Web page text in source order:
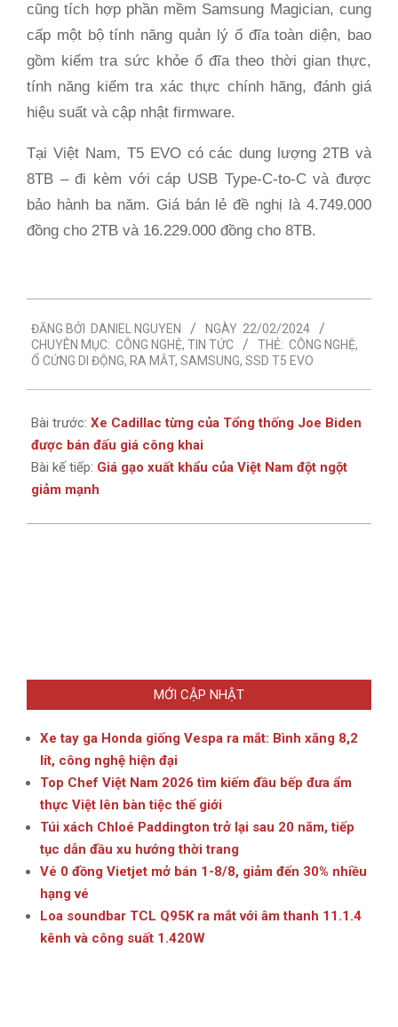
cũng tích hợp phần mềm Samsung Magician, cung
cấp một bộ tính năng quản lý ổ đĩa toàn diện, bao
gồm kiểm tra sức khỏe ổ đĩa theo thời gian thực,
tính năng kiểm tra xác thực chính hãng, đánh giá
hiệu suất và cập nhật firmware.
Tại Việt Nam, T5 EVO có các dung lượng 2TB và
8TB – đi kèm với cáp USB Type-C-to-C và được
bảo hành ba năm. Giá bán lẻ đề nghị là 4.749.000
đồng cho 2TB và 16.229.000 đồng cho 8TB.
02-
22
ĐĂNG BỞI DANIEL NGUYEN NGÀY 22/02/2024
CHUYÊN MỤC: CÔNG NGHỆ, TIN TỨC THẺ: CÔNG NGHỆ,
Ổ CỨNG DI ĐỘNG, RA MẮT, SAMSUNG, SSD T5 EVO
Bài trước: Xe Cadillac từng của Tổng thống Joe Biden
được bán đấu giá công khai
Bài kế tiếp: Giá gạo xuất khẩu của Việt Nam đột ngột
giảm mạnh
MỚI CẬP NHẬT
Xe tay ga Honda giống Vespa ra mắt: Bình xăng 8,2
lít, công nghệ hiện đại
Top Chef Việt Nam 2026 tìm kiếm đầu bếp đưa ẩm
thực Việt lên bàn tiệc thế giới
Túi xách Chloé Paddington trở lại sau 20 năm, tiếp
tục dẫn đầu xu hướng thời trang
Vé 0 đồng Vietjet mở bán 1-8/8, giảm đến 30% nhiều
hạng vé
Loa soundbar TCL Q95K ra mắt với âm thanh 11.1.4
kênh và công suất 1.420W